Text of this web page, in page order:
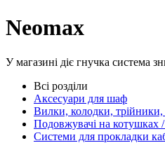
Neomax
У магазині діє гнучка система
Всі розділи
Аксесуари для шаф
Вилки, колодки, трійники,
Подовжувачі на котушках
Системи для прокладки